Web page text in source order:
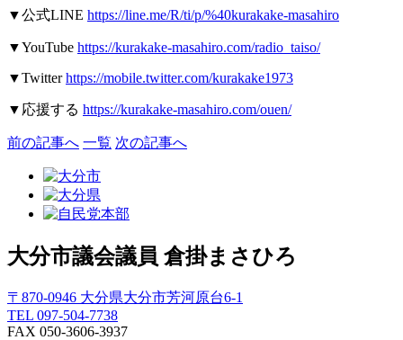
▼公式LINE https://line.me/R/ti/p/%40kurakake-masahiro
▼YouTube https://kurakake-masahiro.com/radio_taiso/
▼Twitter https://mobile.twitter.com/kurakake1973
▼ 応援する https://kurakake-masahiro.com/ouen/
前の記事へ 一覧 次の記事へ
大分市議会議員 倉掛まさひろ
〒870-0946 大分県大分市芳河原台6-1
TEL 097-504-7738
FAX 050-3606-3937